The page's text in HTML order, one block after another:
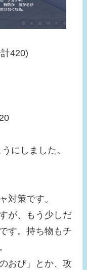
420)
にしました。
対策です。
が、もう少しだ
す。持ち物もチ
おび」とか、攻